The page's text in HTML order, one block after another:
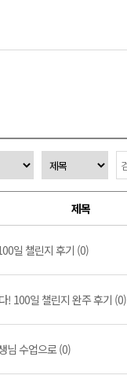
제목
일 챌린지 후기 (0)
! 100일 챌린지 완주 후기 (0)
님 수업으로 (0)